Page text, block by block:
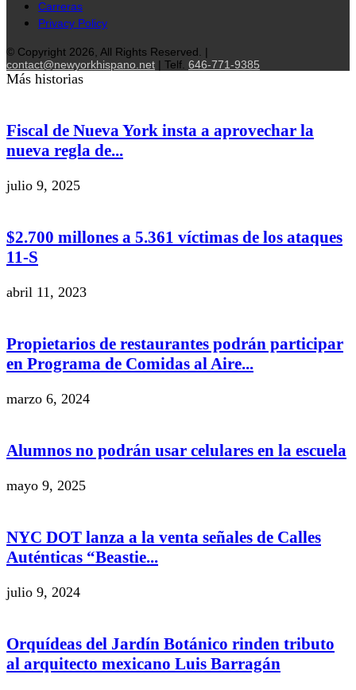
Carreras
Privacy Policy
© Copyright 2026, All Rights Reserved. |
contact@newyorkhispano.net | Telf. 646-771-9385
Más historias
Fiscal de Nueva York insta a aprovechar la
nueva regla de...
julio 9, 2025
$2.700 millones a 5.361 víctimas de los ataques
11-S
abril 11, 2023
Propietarios de restaurantes podrán participar
en Programa de Comidas al Aire...
marzo 6, 2024
Alumnos no podrán usar celulares en la escuela
mayo 9, 2025
NYC DOT lanza a la venta señales de Calles
Auténticas “Beastie...
julio 9, 2024
Orquídeas del Jardín Botánico rinden tributo
al arquitecto mexicano Luis Barragán